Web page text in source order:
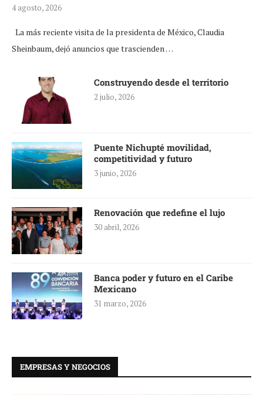
4 agosto, 2026
La más reciente visita de la presidenta de México, Claudia
Sheinbaum, dejó anuncios que trascienden …
Construyendo desde el territorio
2 julio, 2026
Puente Nichupté movilidad,
competitividad y futuro
3 junio, 2026
Renovación que redefine el lujo
30 abril, 2026
Banca poder y futuro en el Caribe
Mexicano
31 marzo, 2026
EMPRESAS Y NEGOCIOS